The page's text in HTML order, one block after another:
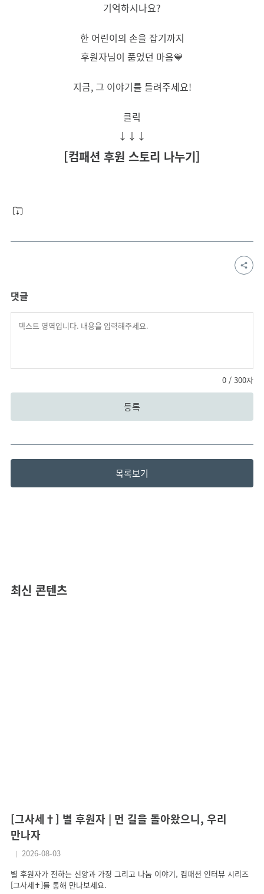
기억하시나요?
한 어린이의 손을 잡기까지
후원자님이 품었던 마음💙
지금, 그 이야기를 들려주세요!
클릭
↓↓↓
[컴패션 후원 스토리 나누기]
댓글
0 / 300자
등록
목록보기
최신 콘텐츠
[그사세†] 별 후원자 | 먼 길을 돌아왔으니, 우리
만나자
2026-08-03
별 후원자가 전하는 신앙과 가정 그리고 나눔 이야기, 컴패션 인터뷰 시리즈
[그사세✝]를 통해 만나보세요.